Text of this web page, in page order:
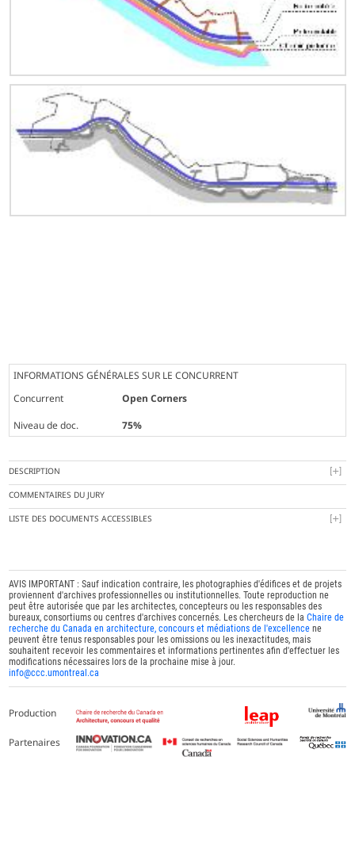
INFORMATIONS GÉNÉRALES SUR LE CONCURRENT
Concurrent
Open Corners
Niveau de doc.
75%
DESCRIPTION
COMMENTAIRES DU JURY
LISTE DES DOCUMENTS ACCESSIBLES
AVIS IMPORTANT : Sauf indication contraire, les photographies d'édifices et de projets
proviennent d'archives professionnelles ou institutionnelles. Toute reproduction ne
peut être autorisée que par les architectes, concepteurs ou les responsables des
bureaux, consortiums ou centres d'archives concernés. Les chercheurs de laChaire de
recherche du Canada en architecture, concours et médiations de l'excellence ne
peuvent être tenus responsables pour les omissions ou les inexactitudes, mais
souhaitent recevoir les commentaires et informations pertinentes afin d'effectuer les
modifications nécessaires lors de la prochaine mise à jour.
info@ccc.umontreal.ca
Production
Partenaires